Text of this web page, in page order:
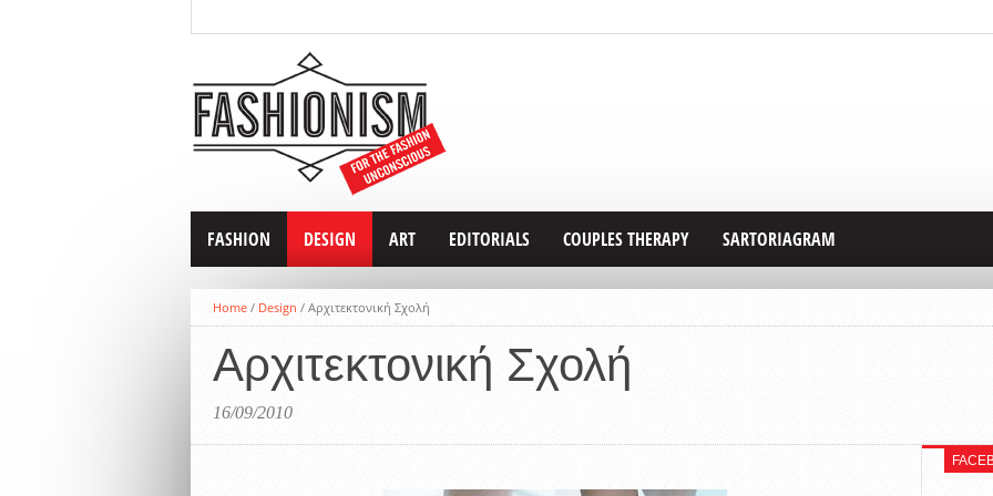
FASHION DESIGN ART EDITORIALS COUPLES THERAPY SARTORIAGRAM
Home / Design / Αρχιτεκτονική Σχολή
Αρχιτεκτονική Σχολή
16/09/2010